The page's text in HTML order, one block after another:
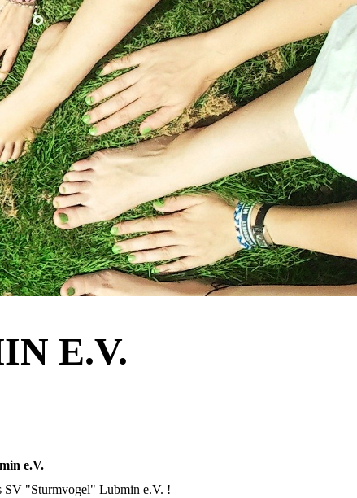
E.V.
e.V.
SV "Sturmvogel" Lubmin e.V. !